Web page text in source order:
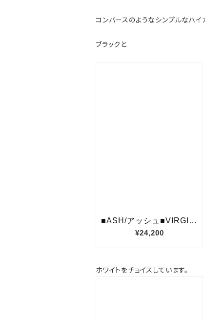
コンバースのようなシンプルなハ
ブラックと
ホワイトをチョイスしています。